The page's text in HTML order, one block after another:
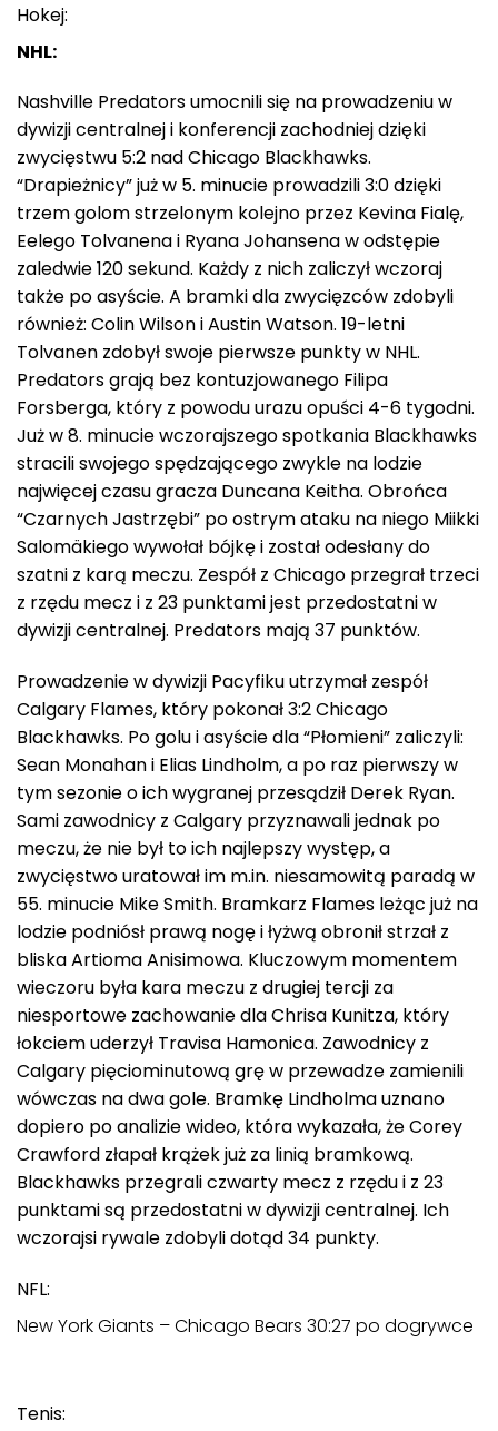
Hokej:
NHL:
Nashville Predators umocnili się na prowadzeniu w
dywizji centralnej i konferencji zachodniej dzięki
zwycięstwu 5:2 nad Chicago Blackhawks.
“Drapieżnicy” już w 5. minucie prowadzili 3:0 dzięki
trzem golom strzelonym kolejno przez Kevina Fialę,
Eelego Tolvanena i Ryana Johansena w odstępie
zaledwie 120 sekund. Każdy z nich zaliczył wczoraj
także po asyście. A bramki dla zwycięzców zdobyli
również: Colin Wilson i Austin Watson. 19-letni
Tolvanen zdobył swoje pierwsze punkty w NHL.
Predators grają bez kontuzjowanego Filipa
Forsberga, który z powodu urazu opuści 4-6 tygodni.
Już w 8. minucie wczorajszego spotkania Blackhawks
stracili swojego spędzającego zwykle na lodzie
najwięcej czasu gracza Duncana Keitha. Obrońca
“Czarnych Jastrzębi” po ostrym ataku na niego Miikki
Salomäkiego wywołał bójkę i został odesłany do
szatni z karą meczu. Zespół z Chicago przegrał trzeci
z rzędu mecz i z 23 punktami jest przedostatni w
dywizji centralnej. Predators mają 37 punktów.
Prowadzenie w dywizji Pacyfiku utrzymał zespół
Calgary Flames, który pokonał 3:2 Chicago
Blackhawks. Po golu i asyście dla “Płomieni” zaliczyli:
Sean Monahan i Elias Lindholm, a po raz pierwszy w
tym sezonie o ich wygranej przesądził Derek Ryan.
Sami zawodnicy z Calgary przyznawali jednak po
meczu, że nie był to ich najlepszy występ, a
zwycięstwo uratował im m.in. niesamowitą paradą w
55. minucie Mike Smith. Bramkarz Flames leżąc już na
lodzie podniósł prawą nogę i łyżwą obronił strzał z
bliska Artioma Anisimowa. Kluczowym momentem
wieczoru była kara meczu z drugiej tercji za
niesportowe zachowanie dla Chrisa Kunitza, który
łokciem uderzył Travisa Hamonica. Zawodnicy z
Calgary pięciominutową grę w przewadze zamienili
wówczas na dwa gole. Bramkę Lindholma uznano
dopiero po analizie wideo, która wykazała, że Corey
Crawford złapał krążek już za linią bramkową.
Blackhawks przegrali czwarty mecz z rzędu i z 23
punktami są przedostatni w dywizji centralnej. Ich
wczorajsi rywale zdobyli dotąd 34 punkty.
NFL:
New York Giants – Chicago Bears 30:27 po dogrywce
Tenis: